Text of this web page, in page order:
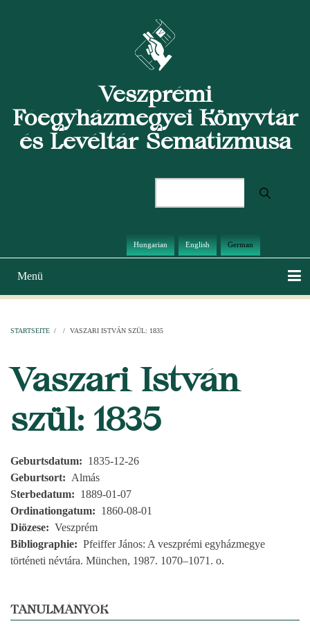
Veszprémi
Főegyházmegyei Könyvtár
és Levéltár Sematizmusa
Hungarian English German
Hauptnavigation
Menü
STARTSEITE / / VASZARI ISTVÁN SZÜL: 1835
Vaszari István
szül: 1835
Geburtsdatum
1835-12-26
Geburtsort
Almás
Sterbedatum
1889-01-07
Ordinationgatum
1860-08-01
Diözese
Veszprém
Bibliographie
Pfeiffer János: A veszprémi egyházmegye
történeti névtára. München, 1987. 1070–1071. o.
TANULMÁNYOK